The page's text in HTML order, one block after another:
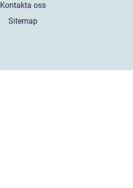
Kontakta oss
Sitemap